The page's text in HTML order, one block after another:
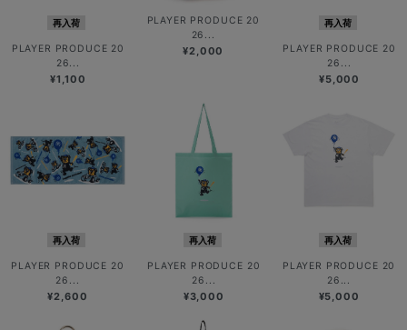
再入荷
PLAYER PRODUCE 20
26...
¥1,100
PLAYER PRODUCE 20
26...
¥2,000
再入荷
PLAYER PRODUCE 20
26...
¥5,000
再入荷
PLAYER PRODUCE 20
26...
¥2,600
再入荷
PLAYER PRODUCE 20
26...
¥3,000
再入荷
PLAYER PRODUCE 20
26...
¥5,000